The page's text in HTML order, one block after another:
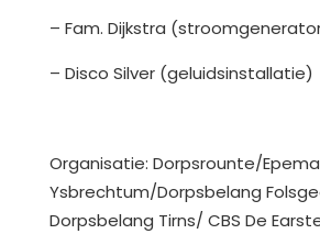
– Fam. Dijkstra
– Disco Silver (geluidsinstallatie)
Organisatie: Dorpsrounte/
Ysbrechtum/Dorpsbelang
Dorpsbelang Tirns/ CBS De